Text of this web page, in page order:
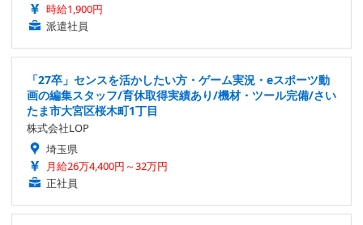
時給1,900円
派遣社員
「27卒」センスを活かしたい方・ゲーム実況・eスポーツ動
画の編集スタッフ/育休取得実績あり/機材・ツール完備/さい
たま市大宮区桜木町1丁目
株式会社LOP
埼玉県
月給26万4,400円～32万円
正社員